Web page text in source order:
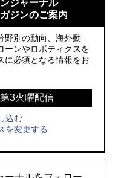
実施
撃ドローン早期取得プロ
ドローンが採択、国産機
指す
や「M!LK」とのコラボド
1開催
トバブルが競演、「花園
フェスタ2026」10/3、4
実施
実装へ、スタートアップ
会社」設立
撃ドローン早期取得プロ
指す
がさき花火大会で「復活
げ、キリンビールがライ
た支援企画
ンジャーナル
ジンのご案内
野別の動向、海外動
ーンやロボティクスを
に必須となる情報をお
3火曜配信
込む
を変更する